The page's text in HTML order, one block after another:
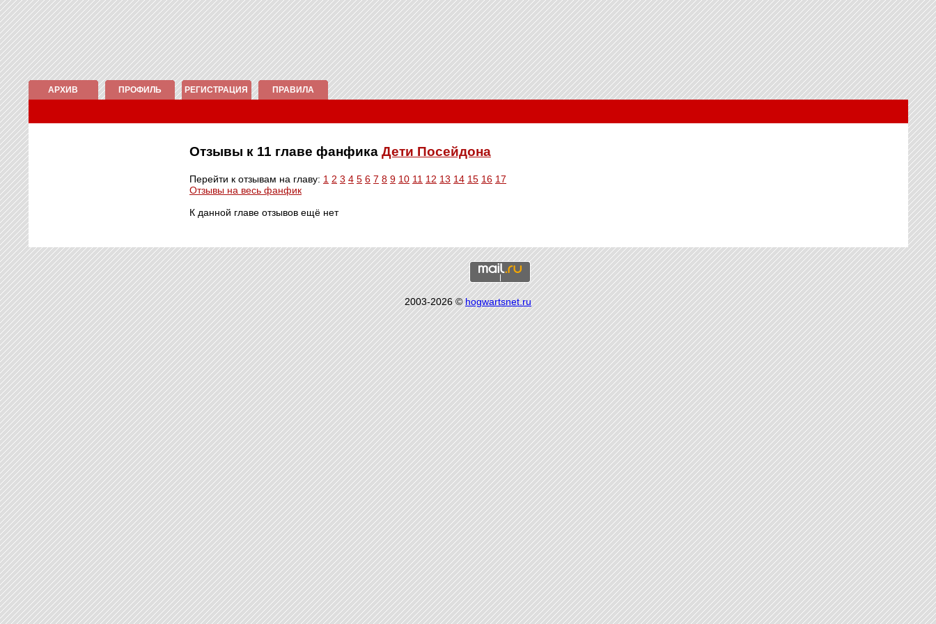
АРХИВ ПРОФИЛЬ РЕГИСТРАЦИЯ ПРАВИЛА
Отзывы к 11 главе фанфика Дети Посейдона
Перейти к отзывам на главу: 1 2 3 4 5 6 7 8 9 10 11 12 13 14 15 16 17
Отзывы на весь фанфик
К данной главе отзывов ещё нет
2003-2026 ©hogwartsnet.ru